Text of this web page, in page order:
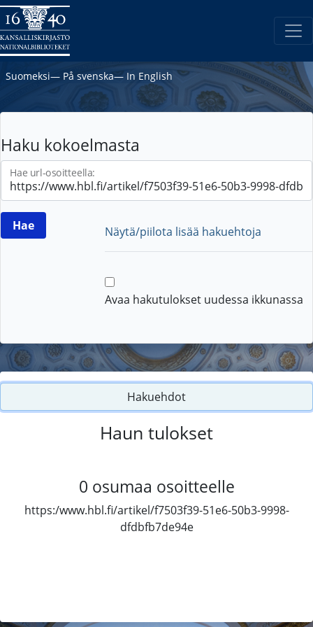
Suomeksi― På svenska― In English
Haku kokoelmasta
Hae url-osoitteella:
Näytä/piilota lisää hakuehtoja
Avaa hakutulokset uudessa ikkunassa
Hakuehdot
Haun tulokset
0 osumaa osoitteelle
https:/www.hbl.fi/artikel/f7503f39-51e6-50b3-9998-
dfdbfb7de94e